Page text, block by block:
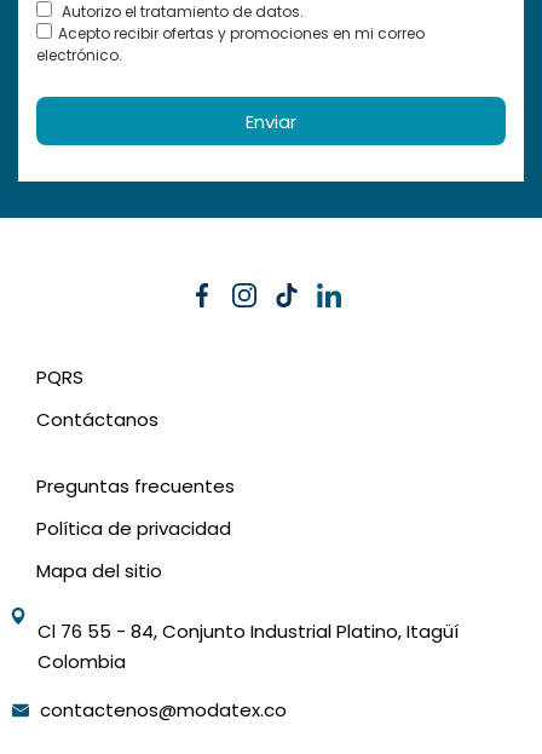
Autorizo el tratamiento de datos.
Acepto recibir ofertas y promociones en mi correo
electrónico.
Enviar
PQRS
Contáctanos
Preguntas frecuentes
Política de privacidad
Mapa del sitio
Cl 76 55 - 84, Conjunto Industrial Platino, Itagüí
Colombia
contactenos@modatex.co